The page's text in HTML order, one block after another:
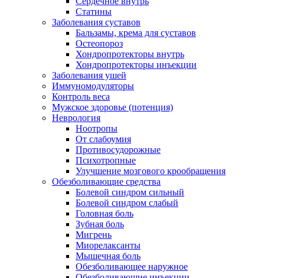
Статины
Заболевания суставов
Бальзамы, крема для суставов
Остеопороз
Хондропротекторы внутрь
Хондропротекторы инъекции
Заболевания ушей
Иммуномодуляторы
Контроль веса
Мужское здоровье (потенция)
Неврология
Ноотропы
От слабоумия
Противосудорожные
Психотропные
Улучшение мозгового крообращения
Обезболивающие средства
Болевой синдром сильный
Болевой синдром слабый
Головная боль
Зубная боль
Мигрень
Миорелаксанты
Мышечная боль
Обезболивающее наружное